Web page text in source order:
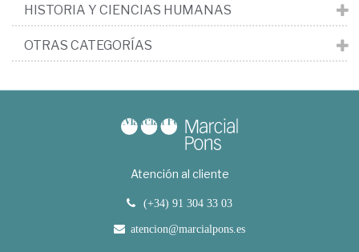
HISTORIA Y CIENCIAS HUMANAS
OTRAS CATEGORÍAS
Atención al cliente
(+34) 91 304 33 03
atencion@marcialpons.es